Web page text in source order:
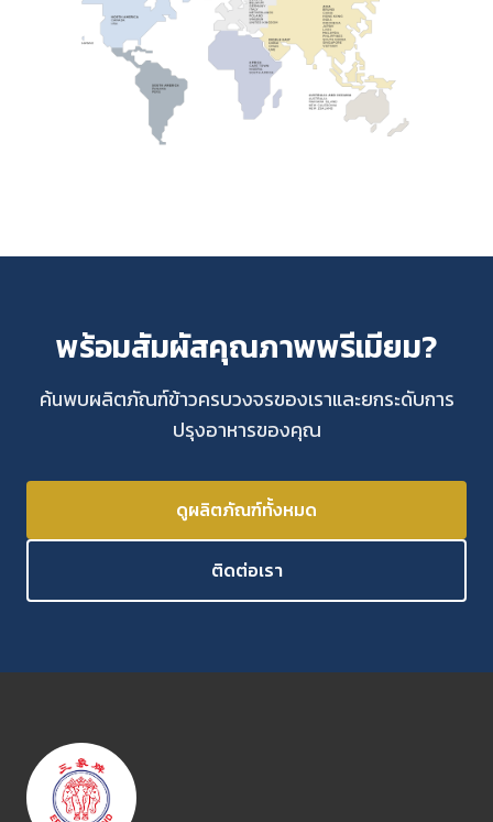
พร้อมสัมผัสคุณภาพพรีเมียม?
ค้นพบผลิตภัณฑ์ข้าวครบวงจรของเราและยกระดับการ
ปรุงอาหารของคุณ
ดูผลิตภัณฑ์ทั้งหมด
ติดต่อเรา